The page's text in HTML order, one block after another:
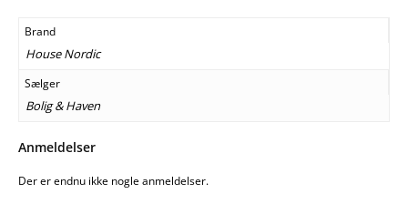
Brand
House Nordic
Sælger
Bolig & Haven
Anmeldelser
Der er endnu ikke nogle anmeldelser.